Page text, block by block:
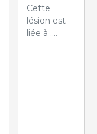
Cette
lésion est
liée à ....